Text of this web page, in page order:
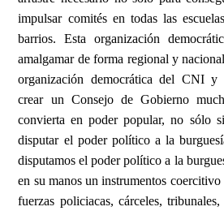
impulsar comités en todas las
barrios. Esta organización
amalgamar de forma regional y
organización democrática del CNI y
crear un Consejo de Gobierno
convierta en poder popular, no sólo
disputar el poder político a la
disputamos el poder político a la
en su manos un instrumentos
fuerzas policiacas, cárceles,